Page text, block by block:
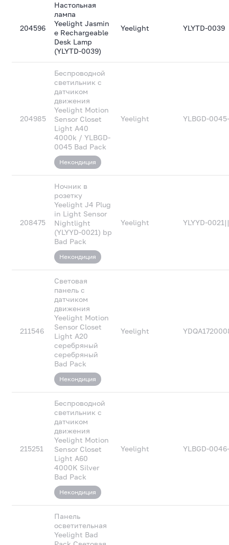
204596
Настольная
лампа
Yeelight Jasmin
e Rechargeable
Desk Lamp
(YLYTD-0039)
Yeelight YLYTD-0039
204985
Беспроводной
светильник с
датчиком
движения
Yeelight Motion
Sensor Closet
Light A40
4000k / YLBGD-
0045 Bad Pack
Некондиция
Yeelight YLBGD-
208475
Ночник в
розетку
Yeelight J4 Plug
in Light Sensor
Nightlight
(YLYYD-0021) bp
Bad Pack
Некондиция
Yeelight YLYYD-
211546
Световая
панель с
датчиком
движения
Yeelight Motion
Sensor Closet
Light A20
серебряный
серебряный
Bad Pack
Некондиция
Yeelight
215251
Беспроводной
светильник с
датчиком
движения
Yeelight Motion
Sensor Closet
Light A60
4000K Silver
Bad Pack
Некондиция
Yeelight YLBGD-
Панель
осветительная
Yeelight Bad